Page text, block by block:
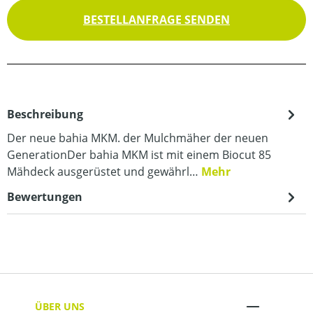
BESTELLANFRAGE SENDEN
Beschreibung
Der neue bahia MKM. der Mulchmäher der neuen
GenerationDer bahia MKM ist mit einem Biocut 85
Mähdeck ausgerüstet und gewährl… Mehr
Bewertungen
ÜBER UNS